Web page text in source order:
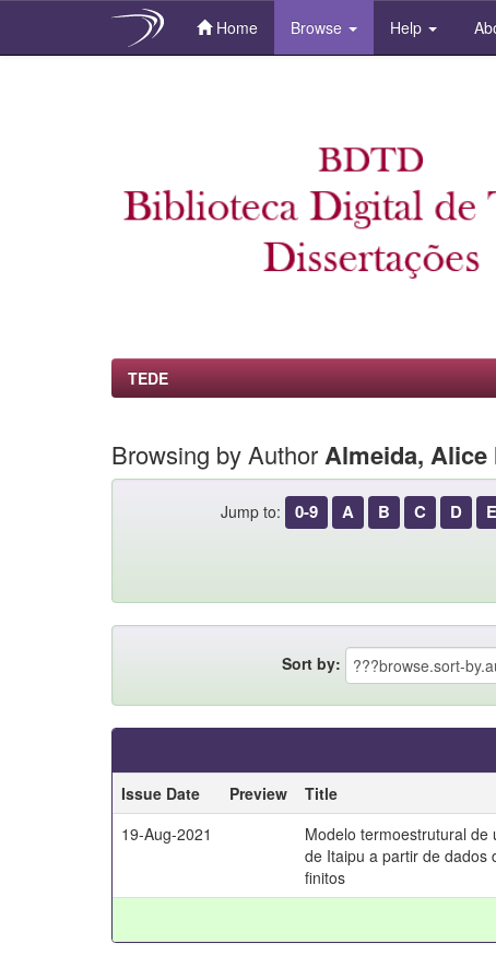
Home Browse Help
TEDE
Browsing by AuthorAlmeida, Alice
Jump to: 0-9 A B C D E
Sort by:
Issue Date
Preview Title
19-Aug-2021
Modelo termoestrutural
de Itaipu a partir de dados
finitos